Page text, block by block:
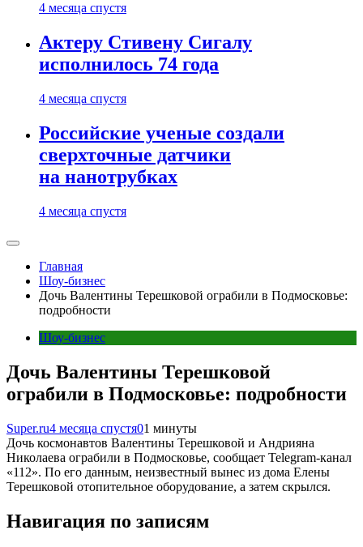
4 месяца спустя
Актеру Стивену Сигалу
исполнилось 74 года
4 месяца спустя
Российские ученые создали
сверхточные датчики
на нанотрубках
4 месяца спустя
Главная
Шоу-бизнес
Дочь Валентины Терешковой ограбили в Подмосковье:
подробности
Шоу-бизнес
Дочь Валентины Терешковой
ограбили в Подмосковье: подробности
Super.ru4 месяца спустя01 минуты
Дочь космонавтов Валентины Терешковой и Андрияна
Николаева ограбили в Подмосковье, сообщает Telegram-канал
«112». По его данным, неизвестный вынес из дома Елены
Терешковой отопительное оборудование, а затем скрылся.
Навигация по записям